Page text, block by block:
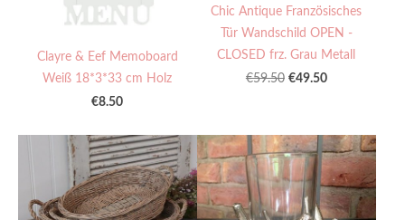
Clayre & Eef Memoboard
Weiß 18*3*33 cm Holz
€8.50
Chic Antique Französisches
Tür Wandschild OPEN -
CLOSED frz. Grau Metall
€59.50 €49.50